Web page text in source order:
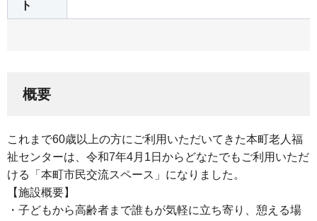
ト
概要
これまで60歳以上の方にご利用いただいてきた本町老人福
祉センターは、令和7年4月1日からどなたでもご利用いただ
ける「本町市民交流スペース」になりました。
【施設概要】
・子どもから高齢者まで誰もが気軽に立ち寄り、憩える場